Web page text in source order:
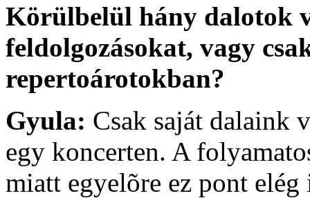
Körülbelül hány dalotok
feldolgozásokat, vagy
repertoárotokban?
Gyula: Csak saját dalaink
egy koncerten. A
miatt egyelõre ez pont